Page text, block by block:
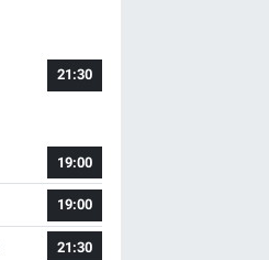
21:30
19:00
19:00
21:30